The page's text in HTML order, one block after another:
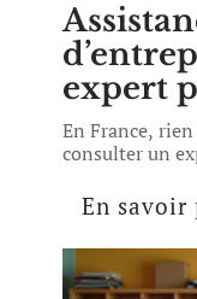
expert
En France,
consulter un
En savoir